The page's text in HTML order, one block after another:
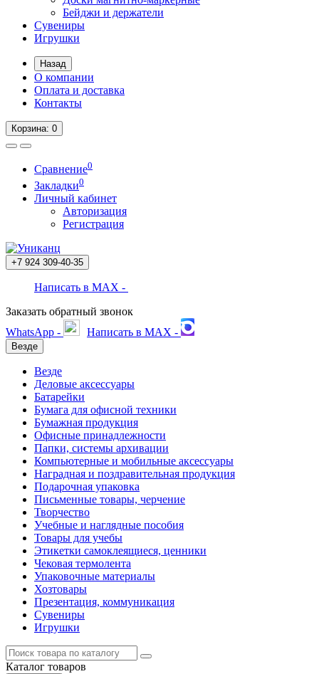
Бейджи и держатели
Сувениры
Игрушки
Назад
О компании
Оплата и доставка
Контакты
Корзина: 0
Сравнение0
Закладки0
Личный кабинет
Авторизация
Регистрация
+7 924 309-40-35
Написать в MAX -
Заказать обратный звонок
WhatsApp -
Написать в MAX -
Везде
Везде
Деловые аксессуары
Батарейки
Бумага для офисной техники
Бумажная продукция
Офисные принадлежности
Папки, системы архивации
Компьютерные и мобильные аксессуары
Наградная и поздравительная продукция
Подарочная упаковка
Письменные товары, черчение
Творчество
Учебные и наглядные пособия
Товары для учебы
Этикетки самоклеящиеся, ценники
Чековая термолента
Упаковочные материалы
Хозтовары
Презентация, коммуникация
Сувениры
Игрушки
Каталог товаров